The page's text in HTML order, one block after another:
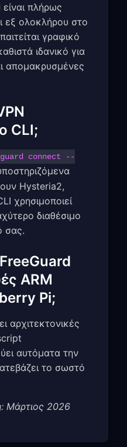
πλήρως
εξ ολοκλήρου στο
γραφικό
ιδανικό για
απομακρυσμένες
CLI;
connect --
Hysteria2,
χρησιμοποιεί
διαθέσιμο
σας.
ARM
Pi;
αρχιτεκτονικές
αυτόματα την
το σωστό
Μάρτιος 2026